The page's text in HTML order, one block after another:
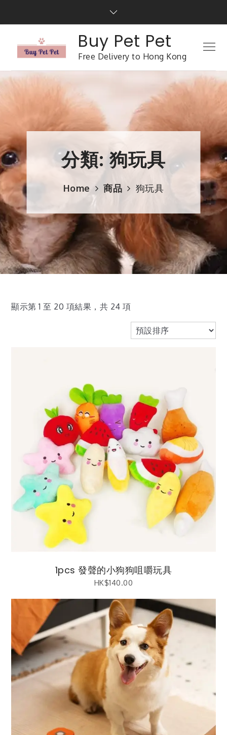
Buy Pet Pet
Free Delivery to Hong Kong
分類:狗玩具
Home 商品 狗玩具
顯示第 1 至 20 項結果，共 24 項
1pcs 發聲的小狗狗咀嚼玩具
HK$140.00